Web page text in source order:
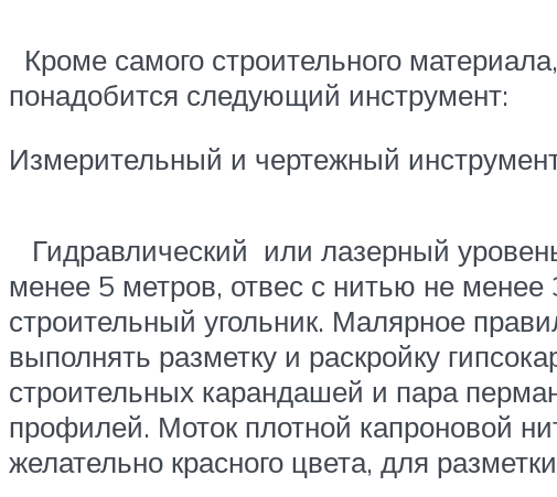
Кроме самого строительного
понадобится следующий инструмент:
Измерительный и чертежный
Гидравлический или лазерный
менее 5 метров, отвес с нитью не
строительный угольник. Малярное
выполнять разметку и раскройку
строительных карандашей и пара
профилей. Моток плотной капроновой
желательно красного цвета, для